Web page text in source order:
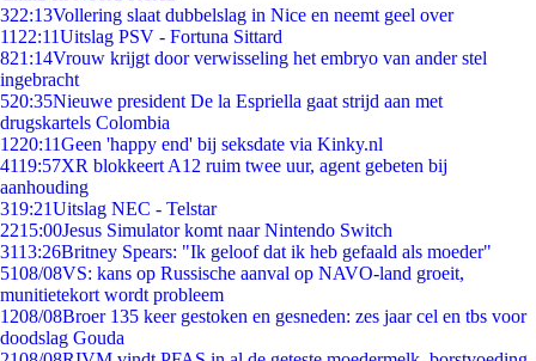
322:13Vollering slaat dubbelslag in Nice en neemt geel over
11 22:11Uitslag PSV - Fortuna Sittard
821:14Vrouw krijgt door verwisseling het embryo van ander stel
ingebracht
520:35Nieuwe president De la Espriella gaat strijd aan met
drugskartels Colombia
1220:11Geen 'happy end' bij seksdate via Kinky.nl
4119:57XR blokkeert A12 ruim twee uur, agent gebeten bij
aanhouding
319:21Uitslag NEC - Telstar
2215:00Jesus Simulator komt naar Nintendo Switch
3113:26Britney Spears: "Ik geloof dat ik heb gefaald als moeder"
5108/08VS: kans op Russische aanval op NAVO-land groeit,
munitietekort wordt probleem
1208/08Broer 135 keer gestoken en gesneden: zes jaar cel en tbs voor
doodslag Gouda